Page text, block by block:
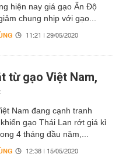
hiện nay giá gạo Ấn Độ
chung nhịp với gạo...
11:21 | 29/05/2020
từ gạo Việt Nam,
Nam đang cạnh tranh
gạo Thái Lan rớt giá kỉ
4 tháng đầu năm,...
12:38 | 15/05/2020